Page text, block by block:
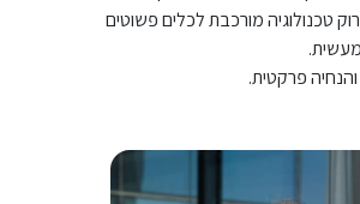
טכנולוגיה מורכבת לכלים פשוטים
פרקטית.